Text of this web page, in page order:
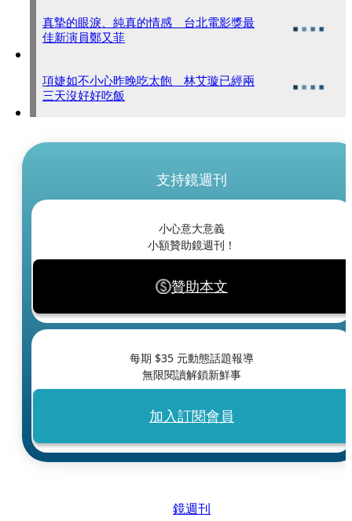
真摯的眼淚、純真的情感 台北電影獎最
佳新演員鄭又菲
項婕如不小心昨晚吃太飽 林艾璇已經兩
三天沒好好吃飯
支持鏡週刊
小心意大意義
小額贊助鏡週刊！
贊助本文
每期 $35 元動態話題報導
無限閱讀解鎖新鮮事
加入訂閱會員
鏡週刊